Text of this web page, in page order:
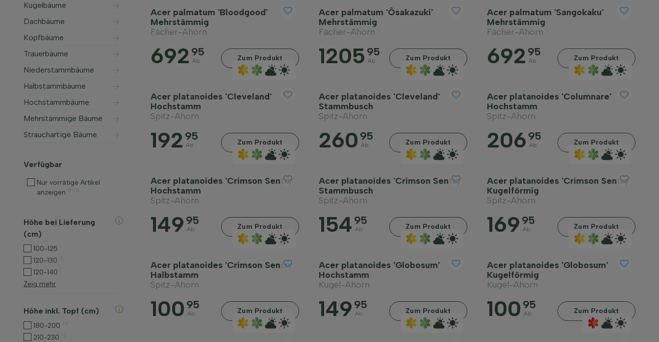
Kugelbäume
Dachbäume
Kopfbäume
Trauerbäume
Niederstammbäume
Halbstammbäume
Hochstammbäume
Mehrstämmige Bäume
Strauchartige Bäume
Verfügbar
Nur vorrätige Artikel
anzeigen
Höhe bei Lieferung
(cm)
100-125
120-130
120-140
Zeig mehr
Höhe inkl. Topf (cm)
180-200
210-230
Acer palmatum 'Bloodgood'
Mehrstämmig
Fächer-Ahorn
692 95
Ab Zum Produkt
Acer palmatum 'Ôsakazuki'
Mehrstämmig
Fächer-Ahorn
1205 95
Ab Zum Produkt
Acer palmatum 'Sangokaku'
Mehrstämmig
Fächer-Ahorn
692 95
Ab Zum Produkt
Acer platanoides 'Cleveland'
Hochstamm
Spitz-Ahorn
192 95
Ab Zum Produkt
Acer platanoides 'Cleveland'
Stammbusch
Spitz-Ahorn
260 95
Ab Zum Produkt
Acer platanoides 'Columnare'
Hochstamm
Spitz-Ahorn
206 95
Ab Zum Produkt
Acer platanoides 'Crimson Sentry'
Hochstamm
Spitz-Ahorn
149 95
Ab Zum Produkt
Acer platanoides 'Crimson Sentry'
Stammbusch
Spitz-Ahorn
154 95
Ab Zum Produkt
Acer platanoides 'Crimson Sentry'
Kugelförmig
Spitz-Ahorn
169 95
Ab Zum Produkt
Acer platanoides 'Crimson Sentry'
Halbstamm
Spitz-Ahorn
100 95
Ab Zum Produkt
Acer platanoides 'Globosum'
Hochstamm
Kugel-Ahorn
149 95
Ab Zum Produkt
Acer platanoides 'Globosum'
Kugelförmig
Kugel-Ahorn
100 95
Ab Zum Produkt